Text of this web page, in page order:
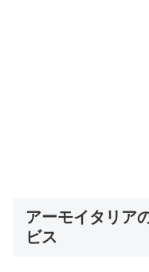
アーモイタリア
ビス